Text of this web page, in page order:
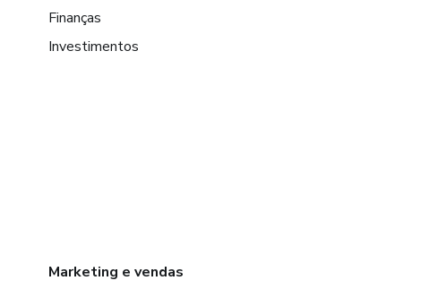
Finanças
Investimentos
Marketing e vendas